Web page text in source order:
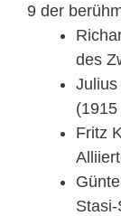
9 der
des
Julius
Fritz